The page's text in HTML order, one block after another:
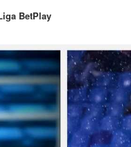
BetPlay